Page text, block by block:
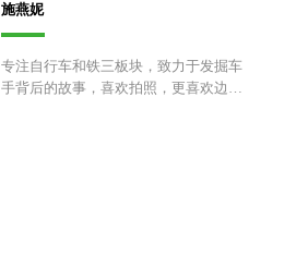
施燕妮
专注自行车和铁三板块，致力于发掘车
手背后的故事，喜欢拍照，更喜欢边骑